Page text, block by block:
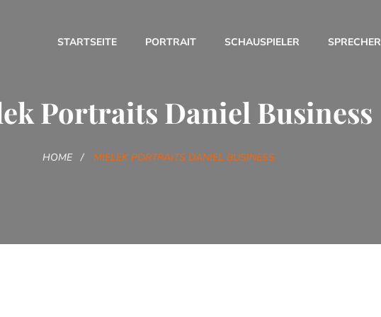
STARTSEITE PORTRAIT SCHAUSPIELER SPRECHER
Portraits Daniel Business
HOME MIELEK PORTRAITS DANIEL BUSINESS